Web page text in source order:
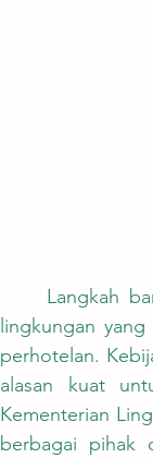
lingkungan
perhotelan.
alasan kuat
Kementerian
berbagai pihak